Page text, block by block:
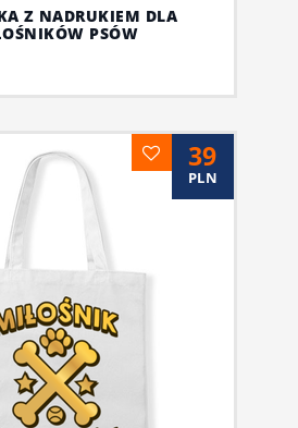
Z NADRUKIEM DLA
PSÓW
39
PLN